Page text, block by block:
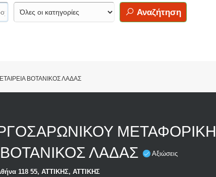
Αναζήτηση
ΒΟΤΑΝΙΚΟΣ ΛΑΔΑΣ
ΜΕΤΑΦΟΡΙΚΗ
ΒΟΤΑΝΙΚΟΣ ΛΑΔΑΣ
Αξιώσεις
118 55, ΑΤΤΙΚΗΣ, ΑΤΤΙΚΗΣ